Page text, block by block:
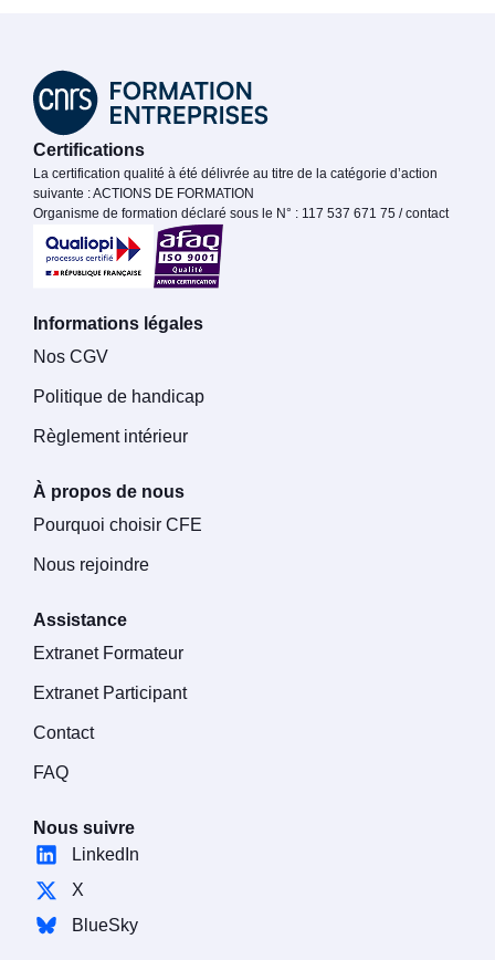
Certifications
La certification qualité à été délivrée au titre de la catégorie d’action
suivante : ACTIONS DE FORMATION
Organisme de formation déclaré sous le N° : 117 537 671 75 / contact
Informations légales
Nos CGV
Politique de handicap
Règlement intérieur
À propos de nous
Pourquoi choisir CFE
Nous rejoindre
Assistance
Extranet Formateur
Extranet Participant
Contact
FAQ
Nous suivre
LinkedIn
X
BlueSky